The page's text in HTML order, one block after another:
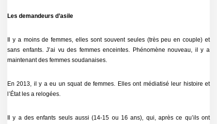
Les demandeurs d’asile
Il y a moins de femmes, elles sont souvent seules (très peu en couple) et
sans enfants. J’ai vu des femmes enceintes. Phénomène nouveau, il y a
maintenant des femmes soudanaises.
En 2013, il y a eu un squat de femmes. Elles ont médiatisé leur histoire et
l’État les a relogées.
Il y a des enfants seuls aussi (14-15 ou 16 ans), qui, après ce qu’ils ont